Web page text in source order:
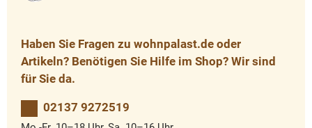
Haben Sie Fragen zu wohnpalast.de oder
Artikeln? Benötigen Sie Hilfe im Shop? Wir sind
für Sie da.
02137 9272519